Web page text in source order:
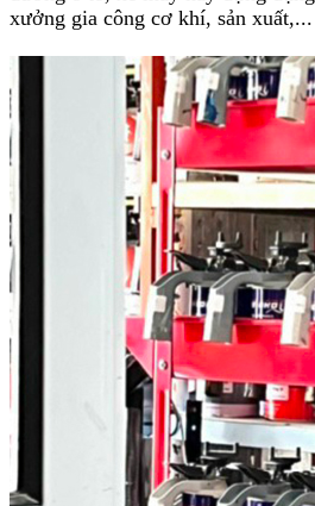
xưởng gia công cơ khí, sản xuất,...